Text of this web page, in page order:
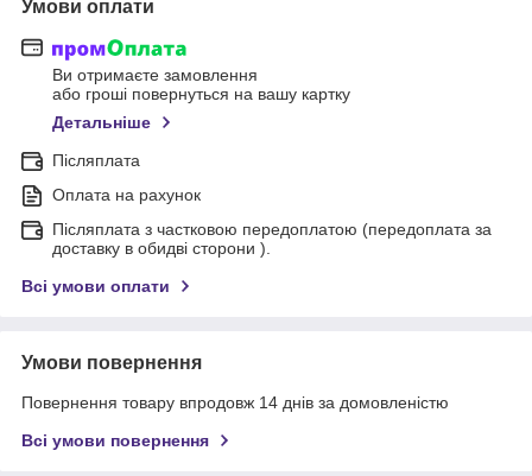
Умови оплати
Ви отримаєте замовлення
або гроші повернуться на вашу картку
Детальніше
Післяплата
Оплата на рахунок
Післяплата з частковою передоплатою (передоплата за
доставку в обидві сторони ).
Всі умови оплати
Умови повернення
Повернення товару впродовж 14 днів за домовленістю
Всі умови повернення